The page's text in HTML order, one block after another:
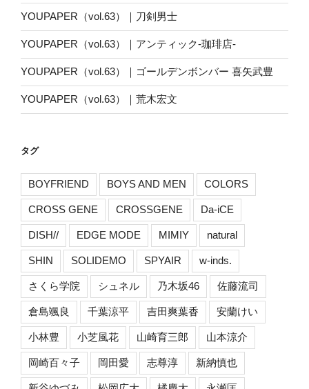
YOUPAPER（vol.63）｜刀剣男士
YOUPAPER（vol.63）｜アンティック-珈琲店-
YOUPAPER（vol.63）｜ゴールデンボンバー 喜矢武豊
YOUPAPER（vol.63）｜荒木宏文
タグ
BOYFRIEND BOYS AND MEN COLORS
CROSS GENE CROSSGENE Da-iCE
DISH// EDGE MODE MIMIY natural
SHIN SOLIDEMO SPYAIR w-inds.
さくら学院 シュネル 乃木坂46 佐藤流司
倉島颯良 千葉涼平 吉田爽葉香 安蘭けい
小林豊 小芝風花 山崎育三郎 山本涼介
岡崎百々子 岡田愛 志尊淳 新納慎也